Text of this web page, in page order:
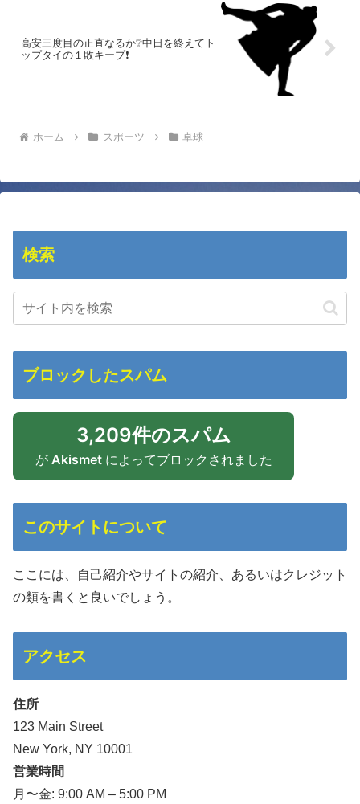
高安三度目の正直なるか❔中日を終えてト
ップタイの１敗キープ❗
ホーム スポーツ 卓球
検索
ブロックしたスパム
3,209件のスパム
が Akismetによってブロックされました
このサイトについて
ここには、自己紹介やサイトの紹介、あるいはクレジット
の類を書くと良いでしょう。
アクセス
住所
123 Main Street
New York, NY 10001
営業時間
月〜金: 9:00 AM – 5:00 PM